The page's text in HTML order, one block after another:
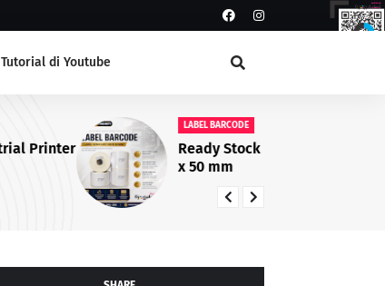
Tutorial di Youtube
LABEL BARCODE
Ready Stock Label Semicoat 100
x 50 mm